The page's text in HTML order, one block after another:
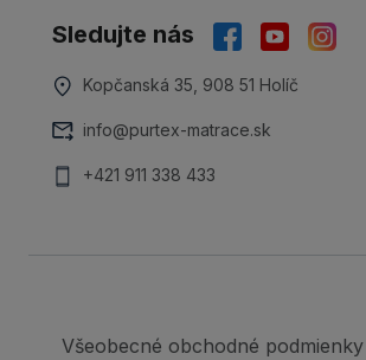
Sledujte nás
Kopčanská 35, 908 51 Holíč
info@purtex-matrace.sk
+421 911 338 433
Všeobecné obchodné podmienky